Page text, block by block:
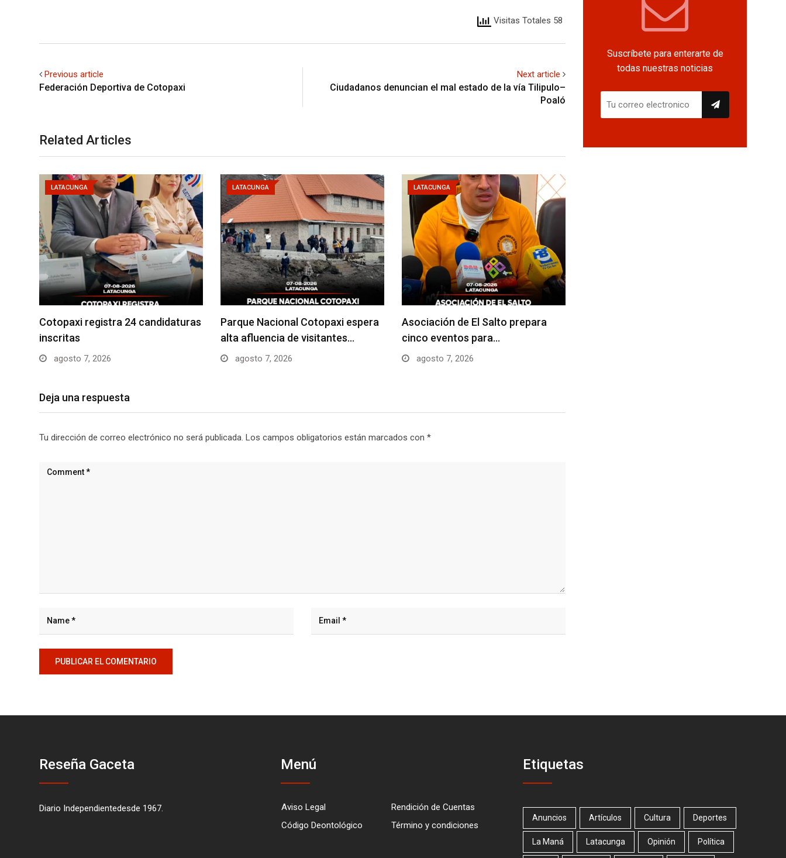
Visitas Totales 58
Previous article
Federación Deportiva de Cotopaxi
Next article
Ciudadanos denuncian el mal estado de la vía Tilipulo–
Poaló
Related Articles
LATACUNGA
Cotopaxi registra 24 candidaturas
inscritas
agosto 7, 2026
LATACUNGA
Parque Nacional Cotopaxi espera
alta afluencia de visitantes…
agosto 7, 2026
LATACUNGA
Asociación de El Salto prepara
cinco eventos para…
agosto 7, 2026
Deja una respuesta
Tu dirección de correo electrónico no será publicada. Los campos obligatorios están marcados con *
Suscríbete para enterarte de
todas nuestras noticias
Reseña Gaceta
Diario Independientedesde 1967.
Menú
Aviso Legal
Rendición de Cuentas
Código Deontológico
Término y condiciones
Etiquetas
Anuncios Artículos Cultura Deportes
La Maná Latacunga Opinión Política